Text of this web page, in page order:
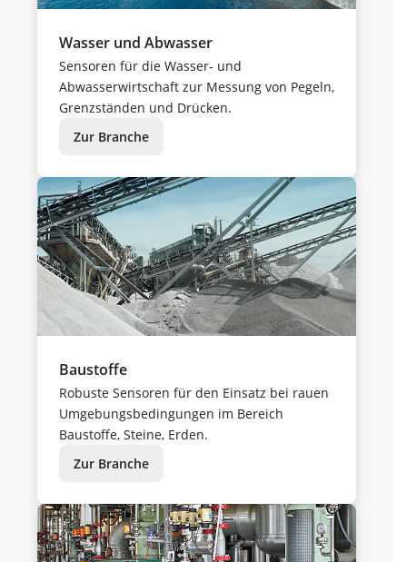
Wasser und Abwasser
Sensoren für die Wasser- und
Abwasserwirtschaft zur Messung von Pegeln,
Grenzständen und Drücken.
Zur Branche
Baustoffe
Robuste Sensoren für den Einsatz bei rauen
Umgebungsbedingungen im Bereich
Baustoffe, Steine, Erden.
Zur Branche